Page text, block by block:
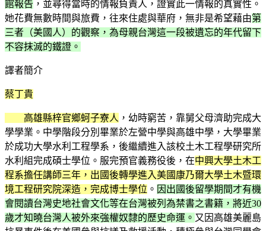
館報告 ，並尋得當時的情報負責人，證實此一情報的真實性。
她花費無數時間與旅費，往來住處與華府，無非是希望藉由第
三者（美國人）的觀察，為母親台灣這一段被遺忘的年代留下
不容抹滅的鐵證。
譯者簡介
蔡丁貴
高雄縣梓官鄉蚵子寮人 ，幼時窮苦，靠舅父母濟助完成大
學學業。中學階段分別畢業於左營中學與高雄中學，大學畢業
於成功大學水利工程學系，後繼續進入該校土木工程學研究所
水利組完成碩士學位。服完預官義務役後，在中興大學土木工
程系擔任講師三年，出國後轉學進入美國康乃爾大學土木暨環
境工程研究院深造，完成博士學位 。 因出國後留學期間才有機
會閱讀台灣史地社會文化等在台灣被列為禁書之書籍，將近30
歲才知曉台灣人被外來強權奴隸的歷史命運。 又因高雄美麗島